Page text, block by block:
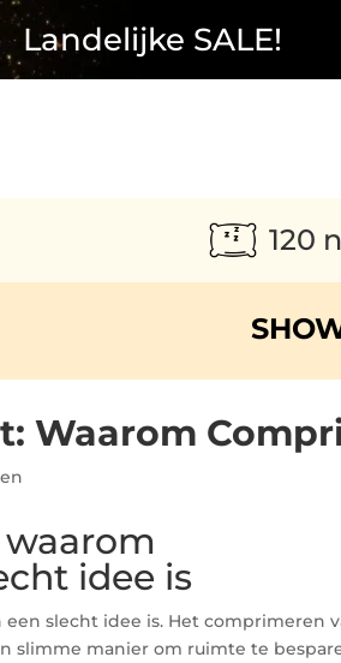
Landelijke SALE!
120
Waarom
idee is
slecht idee is. Het comprimeren
slimme manier om ruimte te